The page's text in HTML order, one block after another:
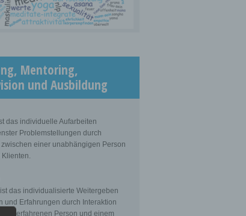
Mentoring,
und Ausbildung
das individuelle Aufarbeiten
Problemstellungen durch
zwischen einer unabhängigen Person
das individualisierte Weitergeben
und Erfahrungen durch Interaktion
erfahrenen Person und einem